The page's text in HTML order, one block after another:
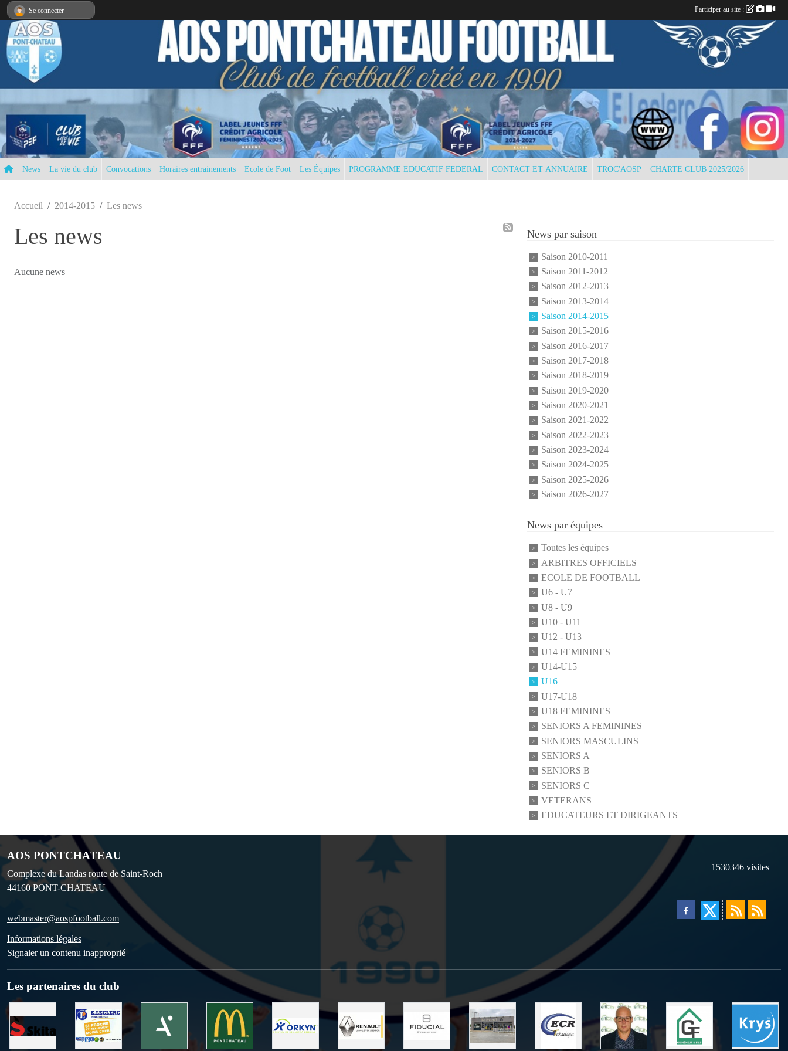
News La vie du club Convocations Horaires entrainements Ecole de Foot Les Équipes PROGRAMME EDUCATIF FEDERAL CONTACT ET ANNUAIRE TROC'AOSP CHARTE CLUB 2025/2026
Accueil 2014-2015 Les news
Les news
Aucune news
News par saison
Saison 2010-2011
Saison 2011-2012
Saison 2012-2013
Saison 2013-2014
Saison 2014-2015
Saison 2015-2016
Saison 2016-2017
Saison 2017-2018
Saison 2018-2019
Saison 2019-2020
Saison 2020-2021
Saison 2021-2022
Saison 2022-2023
Saison 2023-2024
Saison 2024-2025
Saison 2025-2026
Saison 2026-2027
News par équipes
Toutes les équipes
ARBITRES OFFICIELS
ECOLE DE FOOTBALL
U6 - U7
U8 - U9
U10 - U11
U12 - U13
U14 FEMININES
U14-U15
U16
U17-U18
U18 FEMININES
SENIORS A FEMININES
SENIORS MASCULINS
SENIORS A
SENIORS B
SENIORS C
VETERANS
EDUCATEURS ET DIRIGEANTS
AOS PONTCHATEAU
Complexe du Landas route de Saint-Roch
44160 PONT-CHATEAU
webmaster@aospfootball.com
Informations légales
Signaler un contenu inapproprié
1530346 visites
Les partenaires du club
Se connecter Participer au site :
Panneau de gestion des cookies